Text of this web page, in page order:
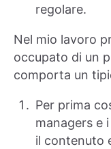
regolare.
Nel mio lavoro
occupato di un
comporta un
Per prima
managers e
il contenuto